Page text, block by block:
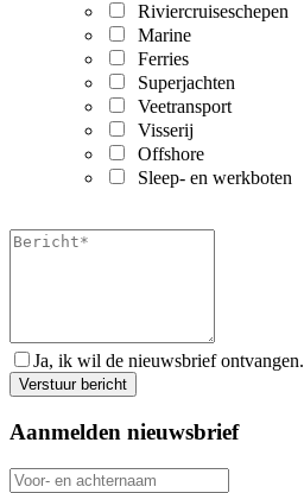
Riviercruiseschepen
Marine
Ferries
Superjachten
Veetransport
Visserij
Offshore
Sleep- en werkboten
Ja, ik wil de nieuwsbrief ontvangen.
Aanmelden nieuwsbrief